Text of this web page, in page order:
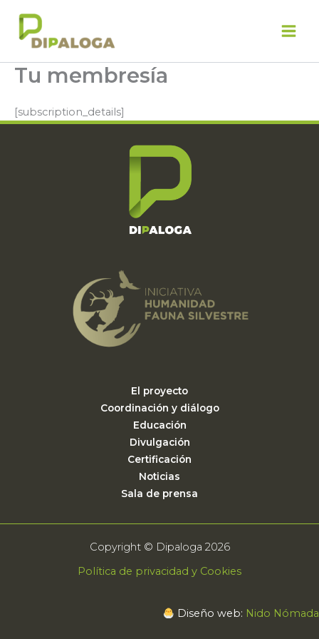
contenido
Tu membresía
[subscription_details]
El proyecto
Coordinación y diálogo
Educación
Divulgación
Certificación
Noticias
Sala de prensa
Copyright © Dipaloga 2026
Política de privacidad y Cookies
Diseño web: Nido Nómada